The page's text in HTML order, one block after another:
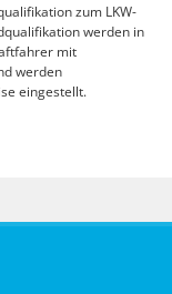
zum LKW-
werden in
mit
werden
eingestellt.